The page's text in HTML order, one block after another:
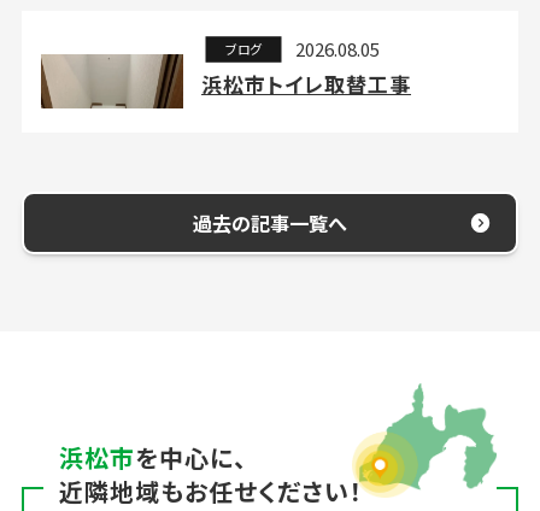
ブログ 2026.08.05
浜松市トイレ取替工事
過去の記事一覧へ
浜松市を中心に、
近隣地域もお任せください！